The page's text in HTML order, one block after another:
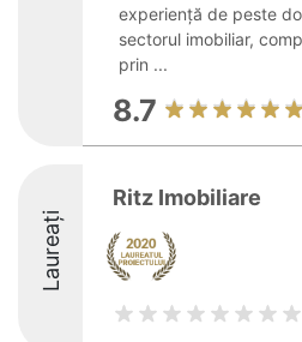
experiență de peste
sectorul imobiliar,
prin ...
8.7
Laureați
Ritz Imobiliare